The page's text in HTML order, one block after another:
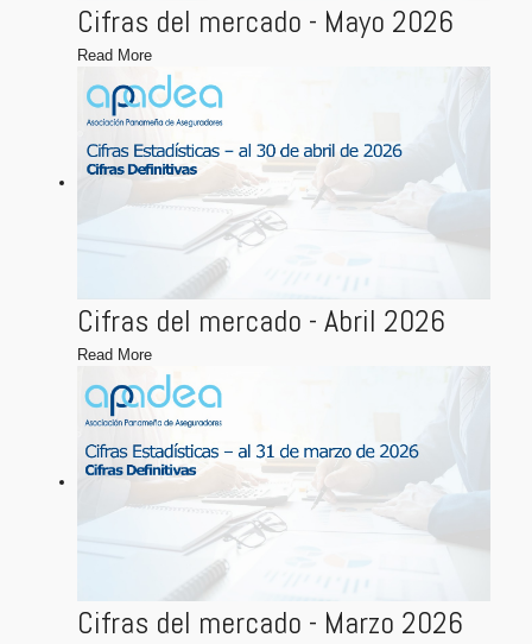
Cifras del mercado - Mayo 2026
Read More
Cifras del mercado - Abril 2026
Read More
Cifras del mercado - Marzo 2026